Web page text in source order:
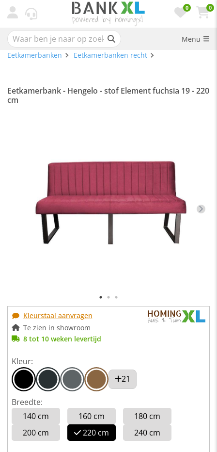
0 0
Menu
Eetkamerbanken
Eetkamerbanken recht
Eetkamerbank - Hengelo - stof Element fuchsia 19 - 220
cm
Kleurstaal aanvragen
Te zien in showroom
8 tot 10 weken levertijd
Kleur:
21
Breedte:
140 cm
160 cm
180 cm
200 cm
220 cm 240 cm